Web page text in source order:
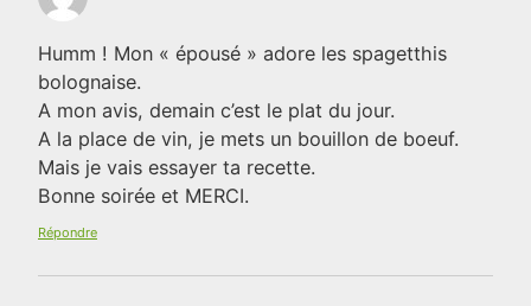
Humm ! Mon « épousé » adore les spagetthis
bolognaise.
A mon avis, demain c’est le plat du jour.
A la place de vin, je mets un bouillon de boeuf.
Mais je vais essayer ta recette.
Bonne soirée et MERCI.
Répondre